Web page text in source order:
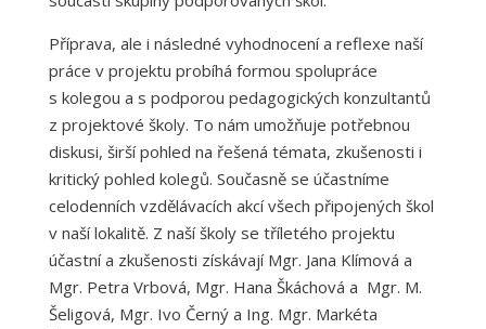
Příprava, ale i následné vyhodnocení a reflexe naší
práce v projektu probíhá formou spolupráce
s kolegou a s podporou pedagogických konzultantů
z projektové školy. To nám umožňuje potřebnou
diskusi, širší pohled na řešená témata, zkušenosti i
kritický pohled kolegů. Současně se účastníme
celodenních vzdělávacích akcí všech připojených škol
v naší lokalitě. Z naší školy se tříletého projektu
účastní a zkušenosti získávají Mgr. Jana Klímová a
Mgr. Petra Vrbová, Mgr. Hana Škáchová a Mgr. M.
Šeligová, Mgr. Ivo Černý a Ing. Mgr. Markéta